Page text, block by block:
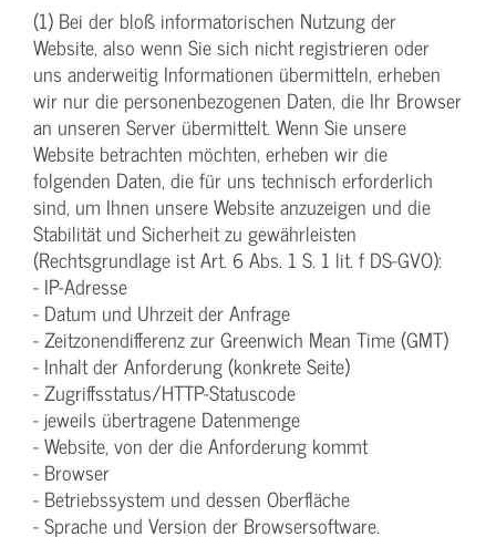
(1) Bei der bloß informatorischen Nutzung der
Website, also wenn Sie sich nicht registrieren oder
uns anderweitig Informationen übermitteln, erheben
wir nur die personenbezogenen Daten, die Ihr Browser
an unseren Server übermittelt. Wenn Sie unsere
Website betrachten möchten, erheben wir die
folgenden Daten, die für uns technisch erforderlich
sind, um Ihnen unsere Website anzuzeigen und die
Stabilität und Sicherheit zu gewährleisten
(Rechtsgrundlage ist Art. 6 Abs. 1 S. 1 lit. f DS-GVO):
- IP-Adresse
- Datum und Uhrzeit der Anfrage
- Zeitzonendifferenz zur Greenwich Mean Time (GMT)
- Inhalt der Anforderung (konkrete Seite)
- Zugriffsstatus/HTTP-Statuscode
- jeweils übertragene Datenmenge
- Website, von der die Anforderung kommt
- Browser
- Betriebssystem und dessen Oberfläche
- Sprache und Version der Browsersoftware.